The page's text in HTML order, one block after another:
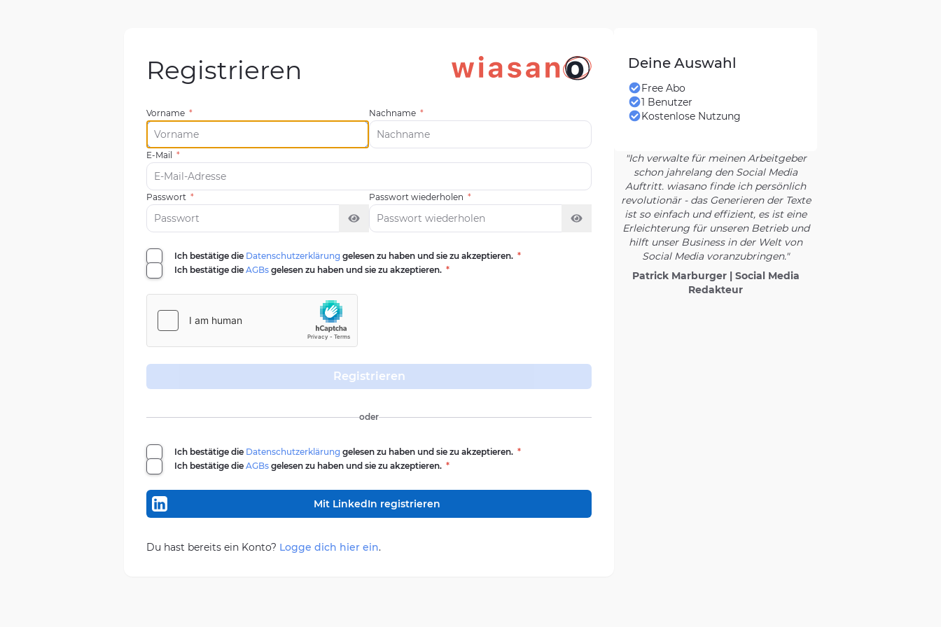
Registrieren
Vorname * Nachname *
E-Mail *
Passwort * Passwort wiederholen *
Ich bestätige die Datenschutzerklärung gelesen zu haben und sie zu akzeptieren. *
Ich bestätige die AGBs gelesen zu haben und sie zu akzeptieren. *
Registrieren
oder
Ich bestätige die Datenschutzerklärung gelesen zu haben und sie zu akzeptieren. *
Ich bestätige die AGBs gelesen zu haben und sie zu akzeptieren. *
Mit LinkedIn registrieren
Du hast bereits ein Konto? Logge dich hier ein.
Deine Auswahl
Free Abo
1 Benutzer
Kostenlose Nutzung
"Ich verwalte für meinen Arbeitgeber
schon jahrelang den Social Media
Auftritt. wiasano finde ich persönlich
revolutionär - das Generieren der Texte
ist so einfach und effizient, es ist eine
Erleichterung für unseren Betrieb und
hilft unser Business in der Welt von
Social Media voranzubringen."
Patrick Marburger | Social Media
Redakteur